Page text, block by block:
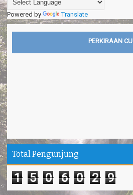
Powered by Translate
PERKIRAAN
Total Pengunjung
1 5 0 6 0 2 9